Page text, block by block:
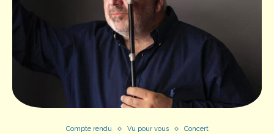
Compte rendu Vu pour vous Concert